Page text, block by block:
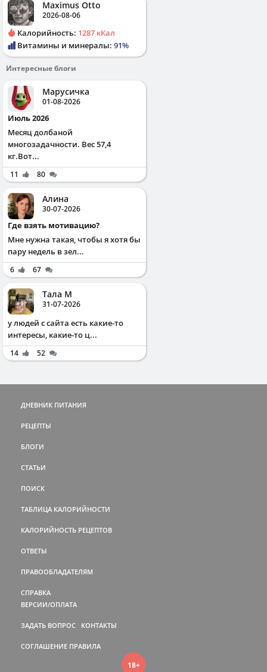
Maximus Otto
2026-08-06
Калорийность: 1287 кКал
Витамины и минералы: 91%
Интересные блоги
Марусичка
01-08-2026
Июль 2026
Месяц долбаной
многозадачности. Вес 57,4
кг.Вот...
11 80
Алина
30-07-2026
Где взять мотивацию?
Мне нужна такая, чтобы я хотя бы
пару недель в зел...
6 67
Тала М
31-07-2026
у людей с сайта есть какие-то
интересы, какие-то ц...
14 52
ДНЕВНИК ПИТАНИЯ
РЕЦЕПТЫ
БЛОГИ
СТАТЬИ
ПОИСК
ТАБЛИЦА КАЛОРИЙНОСТИ
КАЛОРИЙНОСТЬ РЕЦЕПТОВ
ОТВЕТЫ
ПРАВООБЛАДАТЕЛЯМ
СПРАВКА
ВЕРСИИ/ОПЛАТА
ЗАДАТЬ ВОПРОС КОНТАКТЫ
СОГЛАШЕНИЕ ПРАВИЛА
18+